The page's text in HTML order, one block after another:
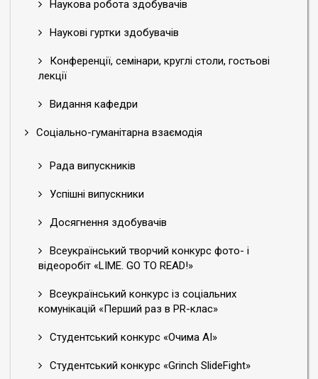
Наукова робота здобувачів
Наукові гуртки здобувачів
Конференції, семінари, круглі столи, гостьові
лекції
Видання кафедри
Соціально-гуманітарна взаємодія
Рада випускників
Успішні випускники
Досягнення здобувачів
Всеукраїнський творчий конкурс фото- і
відеоробіт «LIME. GO TO READ!»
Всеукраїнський конкурс із соціальних
комунікацій «Перший раз в PR-клас»
Студентський конкурс «Очима АІ»
Студентський конкурс «Grinch SlideFight»